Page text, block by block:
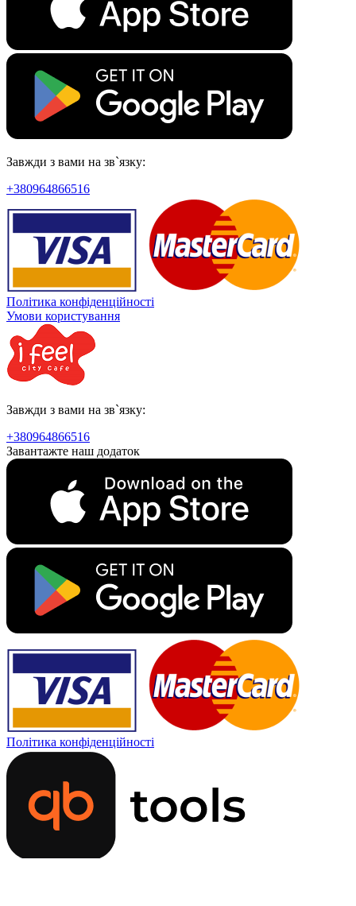
Завжди з вами на зв`язку:
+380964866516
Політика конфіденційності
Умови користування
Завжди з вами на зв`язку:
+380964866516
Завантажте наш додаток
Політика конфіденційності